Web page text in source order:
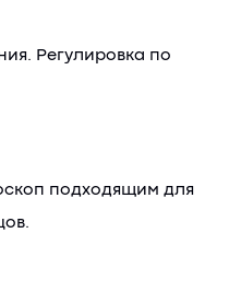
Регулировка по
подходящим для